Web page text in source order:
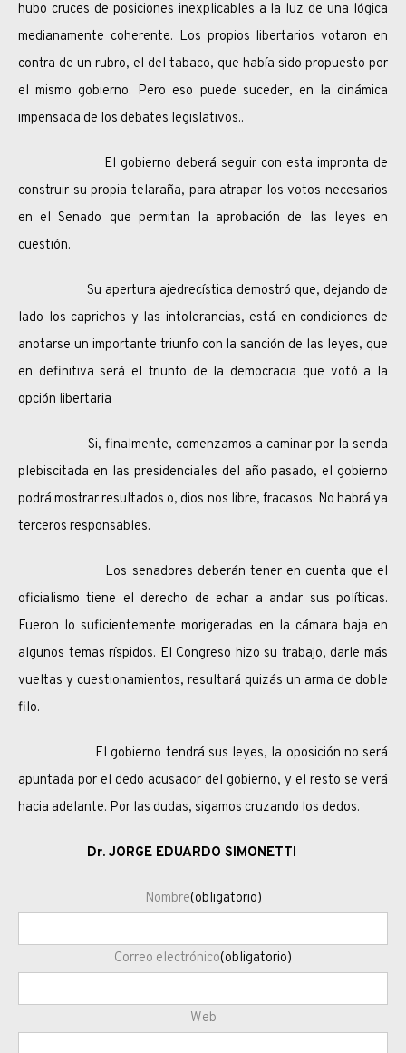
hubo cruces de posiciones inexplicables a la luz de una lógica
medianamente coherente. Los propios libertarios votaron en
contra de un rubro, el del tabaco, que había sido propuesto por
el mismo gobierno. Pero eso puede suceder, en la dinámica
impensada de los debates legislativos..
El gobierno deberá seguir con esta impronta de
construir su propia telaraña, para atrapar los votos necesarios
en el Senado que permitan la aprobación de las leyes en
cuestión.
Su apertura ajedrecística demostró que, dejando de
lado los caprichos y las intolerancias, está en condiciones de
anotarse un importante triunfo con la sanción de las leyes, que
en definitiva será el triunfo de la democracia que votó a la
opción libertaria
Si, finalmente, comenzamos a caminar por la senda
plebiscitada en las presidenciales del año pasado, el gobierno
podrá mostrar resultados o, dios nos libre, fracasos. No habrá ya
terceros responsables.
Los senadores deberán tener en cuenta que el
oficialismo tiene el derecho de echar a andar sus políticas.
Fueron lo suficientemente morigeradas en la cámara baja en
algunos temas ríspidos. El Congreso hizo su trabajo, darle más
vueltas y cuestionamientos, resultará quizás un arma de doble
filo.
El gobierno tendrá sus leyes, la oposición no será
apuntada por el dedo acusador del gobierno, y el resto se verá
hacia adelante. Por las dudas, sigamos cruzando los dedos.
Dr. JORGE EDUARDO SIMONETTI
Nombre(obligatorio)
Correo electrónico(obligatorio)
Web